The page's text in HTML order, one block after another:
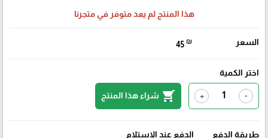
هذا المنتج لم يعد متوفر في متجرنا
السعر 45 ₪
اختر الكمية
-
+
shopping_cart شراء هذا المنتج
طريقة الدفع
الدفع عند الإستلام